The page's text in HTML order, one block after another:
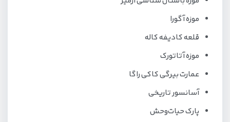
موزه آگورا
قلعه کادیفه کاله
موزه آتاتورک
عمارت بیرگی کاکی راگا
آسانسور تاریخی
پارک حیات‌وحش